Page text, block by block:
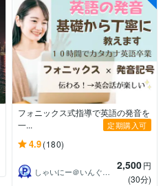
フォニックス式指導で英語の発音を
一...
定期購入可
4.9(180)
しゃいにー＠いんぐりっしゅ！ 2,500円
(30分)